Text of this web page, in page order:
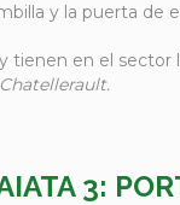
y la puerta de
tienen en el sector
3: